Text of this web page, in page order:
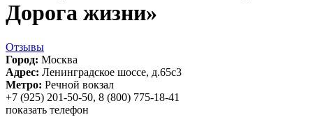
Дорога жизни»
Отзывы
Город: Москва
Адрес: Ленинградское шоссе, д.65с3
Метро: Речной вокзал
+7 (925) 201-50-50, 8 (800) 775-18-41
показать телефон